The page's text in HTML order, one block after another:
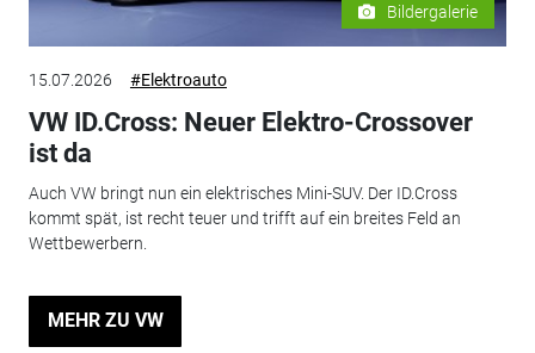
Bildergalerie
15.07.2026 #Elektroauto
VW ID.Cross: Neuer Elektro-Crossover
ist da
Auch VW bringt nun ein elektrisches Mini-SUV. Der ID.Cross
kommt spät, ist recht teuer und trifft auf ein breites Feld an
Wettbewerbern.
MEHR ZU VW